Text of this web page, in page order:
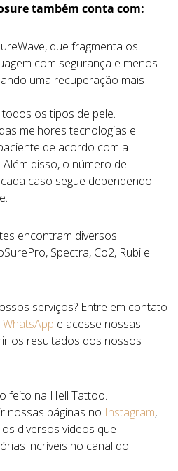
também conta com:
que fragmenta os
com segurança e menos
uma recuperação mais
os tipos de pele.
melhores tecnologias e
de acordo com a
disso, o número de
caso segue dependendo
encontram diversos
Spectra, Co2, Rubi e
serviços? Entre em contato
WhatsApp e acesse nossas
os resultados dos nossos
feito na Hell Tattoo.
nossas páginas no Instagram,
diversos vídeos que
incríveis no canal do